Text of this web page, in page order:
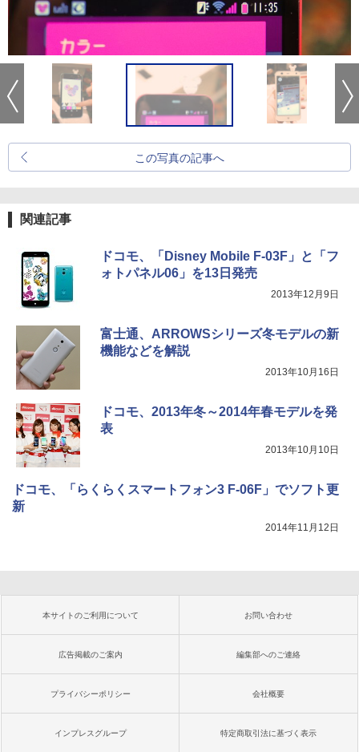
この写真の記事へ
関連記事
ドコモ、「Disney Mobile F-03F」と「フ
ォトパネル06」を13日発売
2013年12月9日
富士通、ARROWSシリーズ冬モデルの新
機能などを解説
2013年10月16日
ドコモ、2013年冬～2014年春モデルを発
表
2013年10月10日
ドコモ、「らくらくスマートフォン3 F-06F」でソフト更
新
2014年11月12日
本サイトのご利用について お問い合わせ
広告掲載のご案内 編集部へのご連絡
プライバシーポリシー 会社概要
インプレスグループ 特定商取引法に基づく表示